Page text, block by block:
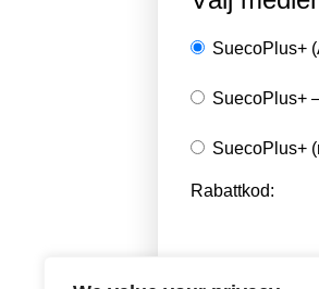
SuecoPlus+
SuecoPlus+
SuecoPlus+
Rabattkod:
Välj en